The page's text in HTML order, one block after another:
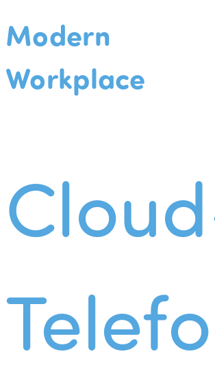
Modern
Workplace